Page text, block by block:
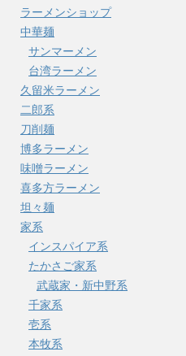
ラーメンショップ
中華麺
サンマーメン
台湾ラーメン
久留米ラーメン
二郎系
刀削麺
博多ラーメン
味噌ラーメン
喜多方ラーメン
坦々麺
家系
インスパイア系
たかさご家系
武蔵家・新中野系
千家系
壱系
本牧系